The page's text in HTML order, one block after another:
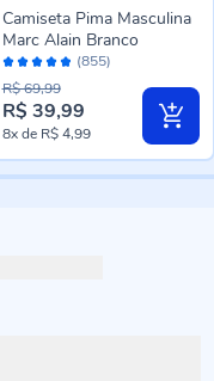
Avaliação:
96%
(855)
Camiseta Pima Masculina
Marc Alain Branco
R$ 39,99
R$ 69,99
8xde R$ 4,99